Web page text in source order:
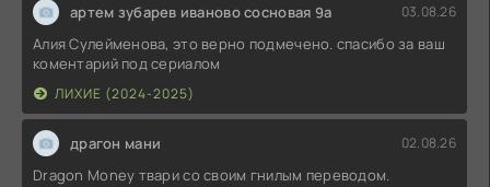
артем зубарев иваново сосновая 9а 03.08.26
Алия Сулейменова, это верно подмечено. спасибо за ваш
коментарий под сериалом
ЛИХИЕ (2024-2025)
драгон мани 02.08.26
Dragon Money твари со своим гнилым переводом.